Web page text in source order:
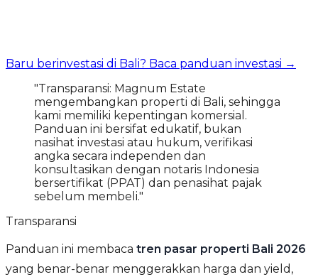
Baru berinvestasi di Bali? Baca panduan investasi →
"Transparansi: Magnum Estate
mengembangkan properti di Bali, sehingga
kami memiliki kepentingan komersial.
Panduan ini bersifat edukatif, bukan
nasihat investasi atau hukum, verifikasi
angka secara independen dan
konsultasikan dengan notaris Indonesia
bersertifikat (PPAT) dan penasihat pajak
sebelum membeli."
Transparansi
Panduan ini membaca tren pasar properti Bali 2026
yang benar-benar menggerakkan harga dan yield,